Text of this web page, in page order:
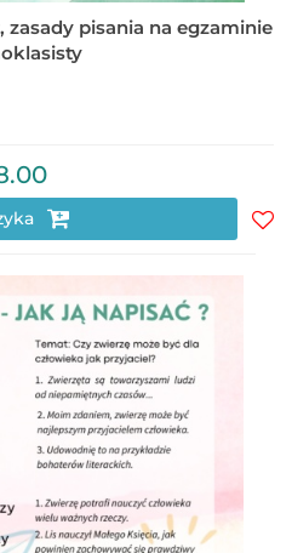
pisania na egzaminie